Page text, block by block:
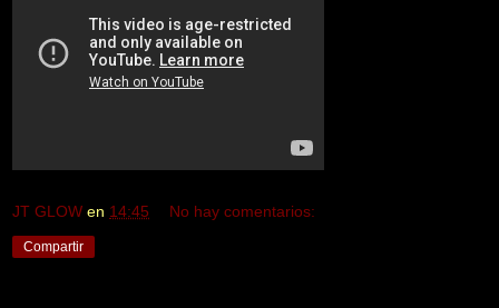
JT GLOW en 14:45 No hay comentarios:
Compartir